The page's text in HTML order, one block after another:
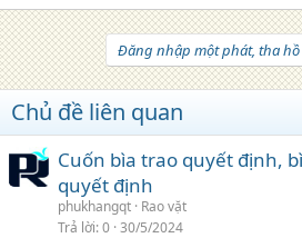
Đăng nhập một phát, tha
Chủ đề liên quan
Cuốn bìa trao quyết định,
quyết định
phukhangqt Rao vặt
Trả lời 0 30/5/2024